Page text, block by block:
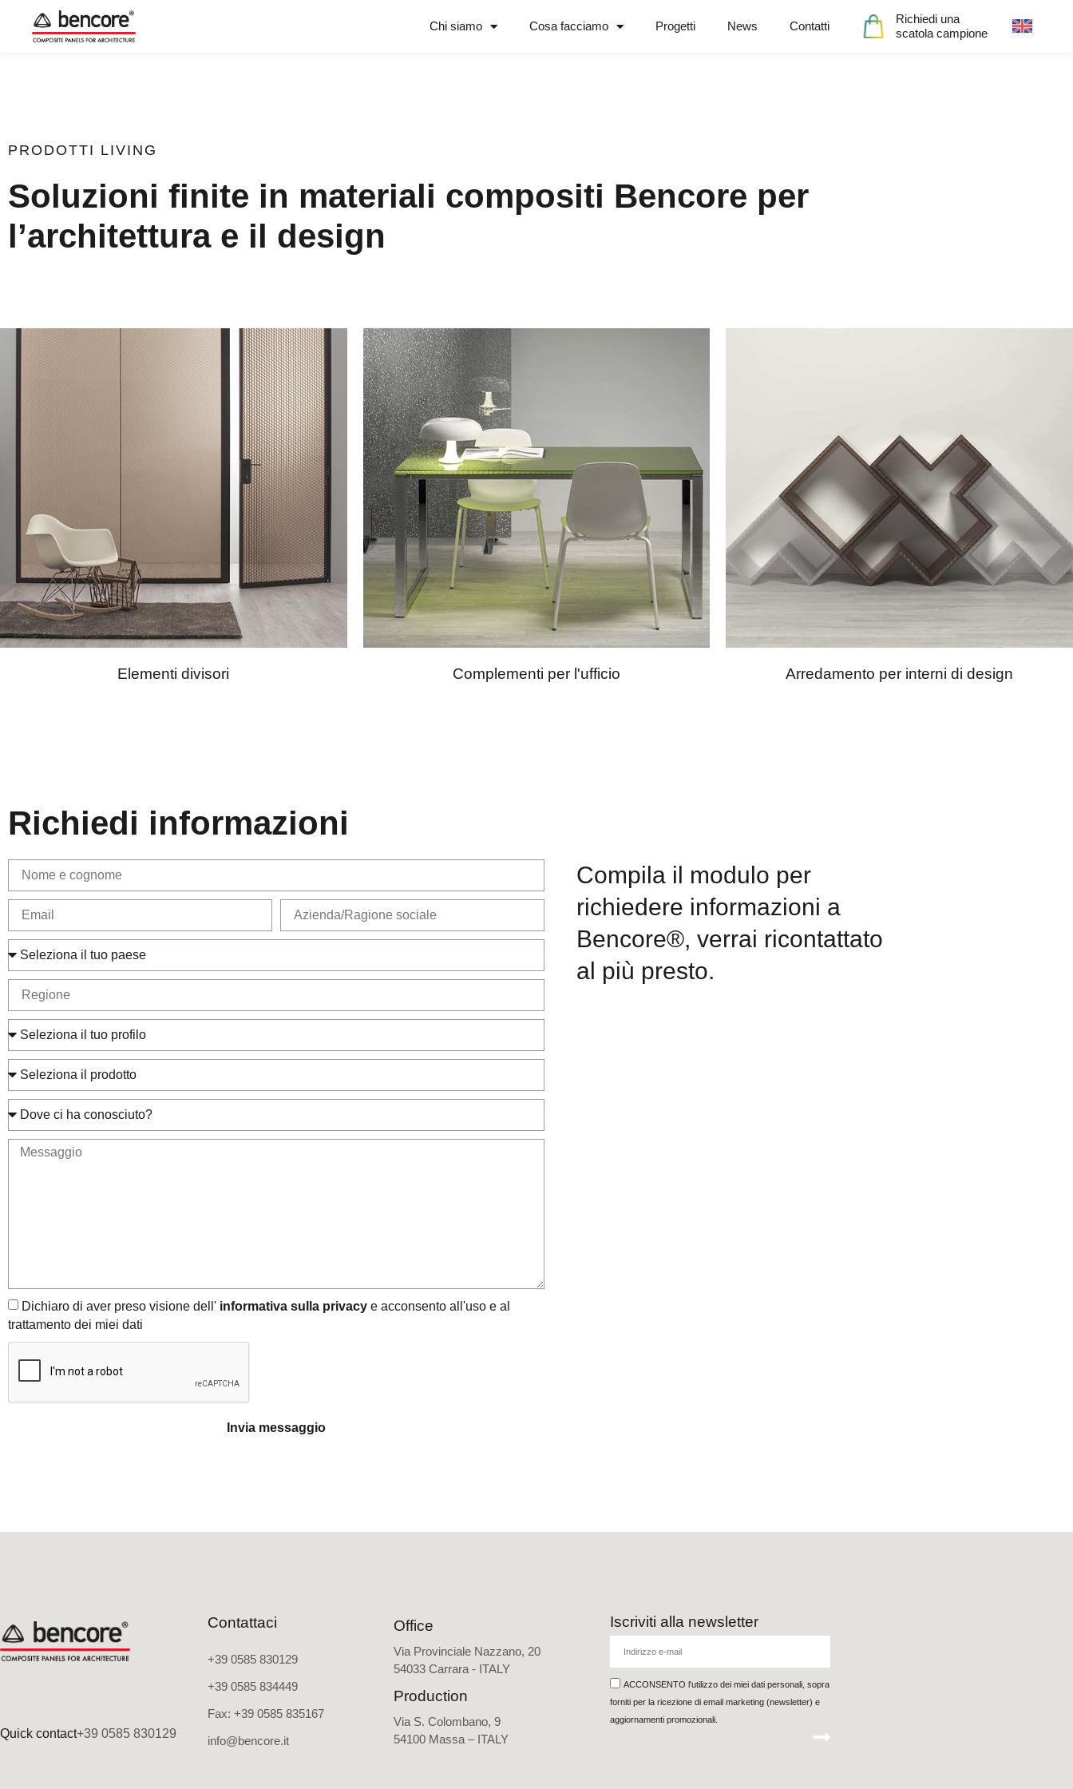
Chi siamo Cosa facciamo Progetti News Contatti
Richiedi una
scatola campione
PRODOTTI LIVING
Soluzioni finite in materiali compositi Bencore per
l’architettura e il design
Elementi divisori Complementi per l'ufficio Arredamento per interni di design
Richiedi informazioni
Dichiaro di aver preso visione dell' informativa sulla privacy e acconsento all'uso e al
trattamento dei miei dati
Invia messaggio
Compila il modulo per
richiedere informazioni a
Bencore®, verrai ricontattato
al più presto.
Quick contact+39 0585 830129
Contattaci
+39 0585 830129
+39 0585 834449
Fax: +39 0585 835167
info@bencore.it
Office
Via Provinciale Nazzano, 20
54033 Carrara - ITALY
Production
Via S. Colombano, 9
54100 Massa – ITALY
Iscriviti alla newsletter
ACCONSENTO l'utilizzo dei miei dati personali, sopra
forniti per la ricezione di email marketing (newsletter) e
aggiornamenti promozionali.